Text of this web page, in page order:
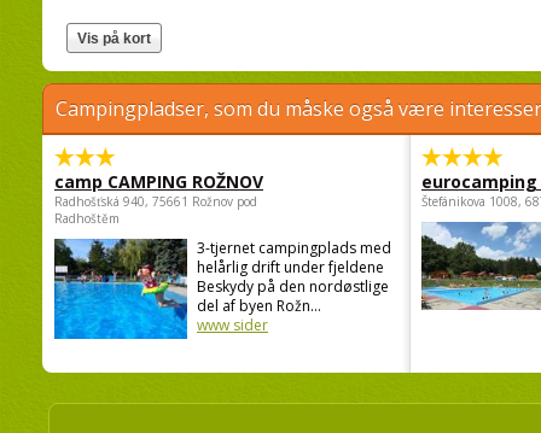
Campingpladser, som du måske også være
camp CAMPING ROŽNOV
Radhošťská 940, 75661 Rožnov pod
Radhoštěm
3-tjernet campingplads med
helårlig drift under fjeldene
Beskydy på den nordøstlige
del af byen Rožn...
www sider
Štefánikova 1008,